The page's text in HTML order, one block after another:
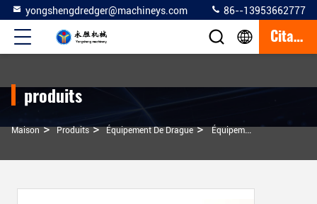
yongshengdredger@machineys.com 86--13953662777
Citation
produits
Maison > Produits > Équipement De Drague > Équipement De Dragage À Tête De Coupe De Type Couronne De 600 Mm Pour Le Dragage Du Sable De Rivière Ou Des Boues